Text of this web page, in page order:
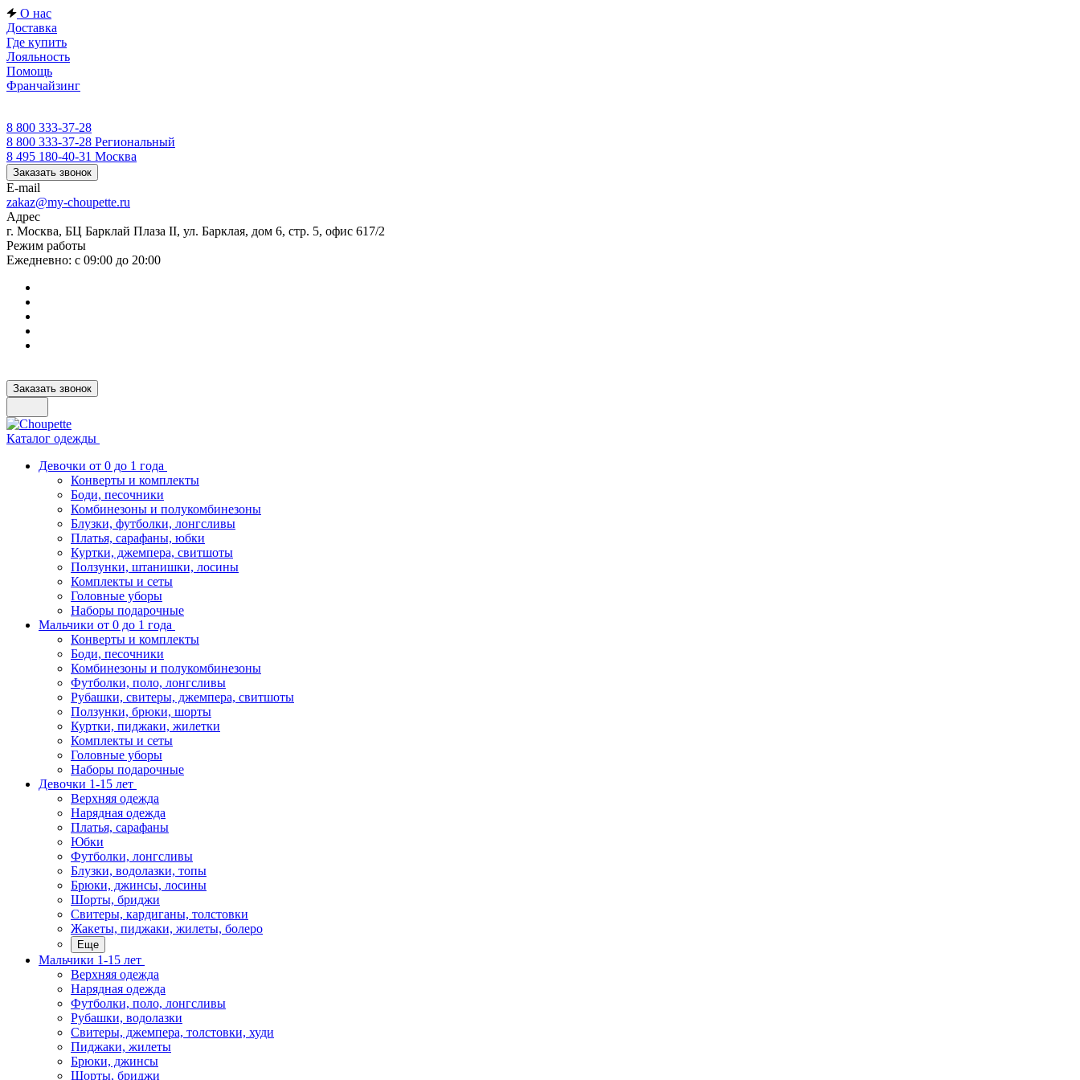
О нас
Доставка
Где купить
Лояльность
Помощь
Франчайзинг
8 800 333-37-28
8 800 333-37-28 Региональный
8 495 180-40-31 Москва
Заказать звонок
E-mail
zakaz@my-choupette.ru
Адрес
г. Москва, БЦ Барклай Плаза II, ул. Барклая, дом 6, стр. 5, офис 617/2
Режим работы
Ежедневно: с 09:00 до 20:00
Заказать звонок
Каталог одежды
Девочки от 0 до 1 года
Конверты и комплекты
Боди, песочники
Комбинезоны и полукомбинезоны
Блузки, футболки, лонгсливы
Платья, сарафаны, юбки
Куртки, джемпера, свитшоты
Ползунки, штанишки, лосины
Комплекты и сеты
Головные уборы
Наборы подарочные
Мальчики от 0 до 1 года
Конверты и комплекты
Боди, песочники
Комбинезоны и полукомбинезоны
Футболки, поло, лонгсливы
Рубашки, свитеры, джемпера, свитшоты
Ползунки, брюки, шорты
Куртки, пиджаки, жилетки
Комплекты и сеты
Головные уборы
Наборы подарочные
Девочки 1-15 лет
Верхняя одежда
Нарядная одежда
Платья, сарафаны
Юбки
Футболки, лонгсливы
Блузки, водолазки, топы
Брюки, джинсы, лосины
Шорты, бриджи
Свитеры, кардиганы, толстовки
Жакеты, пиджаки, жилеты, болеро
Еще
Мальчики 1-15 лет
Верхняя одежда
Нарядная одежда
Футболки, поло, лонгсливы
Рубашки, водолазки
Свитеры, джемпера, толстовки, худи
Пиджаки, жилеты
Брюки, джинсы
Шорты, бриджи